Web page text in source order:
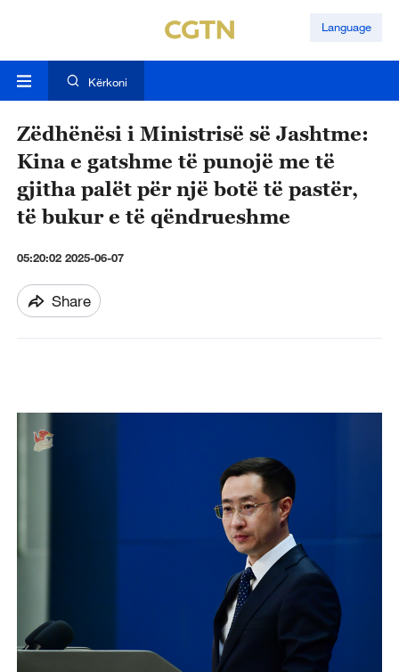
Language
Kërkoni
Zëdhënësi i Ministrisë së Jashtme:
Kina e gatshme të punojë me të
gjitha palët për një botë të pastër,
të bukur e të qëndrueshme
05:20:02 2025-06-07
Share